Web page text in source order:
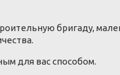
бригаду,
для вас способом.